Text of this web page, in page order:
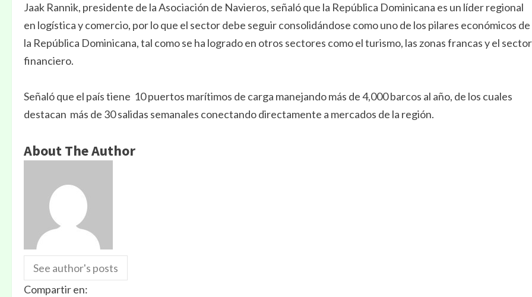
Jaak Rannik, presidente de la Asociación de Navieros, señaló que la República Dominicana es un líder regional
en logística y comercio, por lo que el sector debe seguir consolidándose como uno de los pilares económicos de
la República Dominicana, tal como se ha logrado en otros sectores como el turismo, las zonas francas y el sector
financiero.
Señaló que el país tiene 10 puertos marítimos de carga manejando más de 4,000 barcos al año, de los cuales
destacan más de 30 salidas semanales conectando directamente a mercados de la región.
About The Author
See author's posts
Compartir en: